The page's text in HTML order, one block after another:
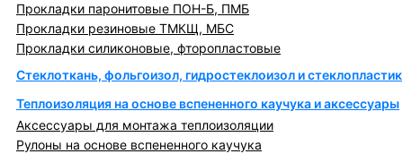
Прокладки паронитовые ПОН-Б, ПМБ
Прокладки резиновые ТМКЩ, МБС
Прокладки силиконовые, фторопластовые
Стеклоткань, фольгоизол, гидростеклоизол и стеклопластик
Теплоизоляция на основе вспененного каучука и аксессуары
Аксессуары для монтажа теплоизоляции
Рулоны на основе вспененного каучука